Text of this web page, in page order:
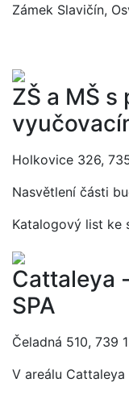
Zámek Slavičín,
ZŠ a MŠ
Holkovice 326,
Nasvětlení části
Katalogový list ke
Cattaleya
SPA
Čeladná 510, 739
V areálu Cattaleya